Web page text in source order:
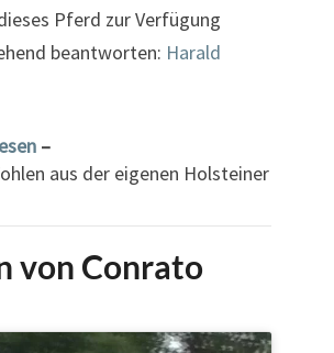
Pferd zur Verfügung
beantworten: Harald
–
aus der eigenen Holsteiner
von Conrato